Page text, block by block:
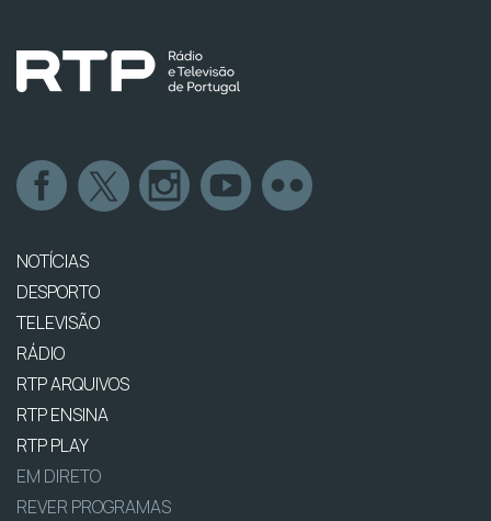
NOTÍCIAS
DESPORTO
TELEVISÃO
RÁDIO
RTP ARQUIVOS
RTP ENSINA
RTP PLAY
EM DIRETO
REVER PROGRAMAS